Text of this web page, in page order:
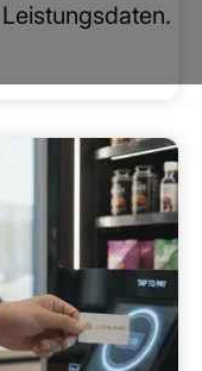
Leistungsdaten.